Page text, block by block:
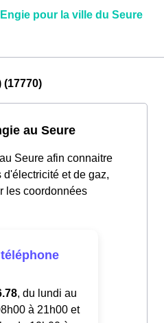
pour la ville du Seure
(17770)
au Seure
Seure afin connaitre
d'électricité et de gaz,
les coordonnées
, du lundi au
à 21h00 et